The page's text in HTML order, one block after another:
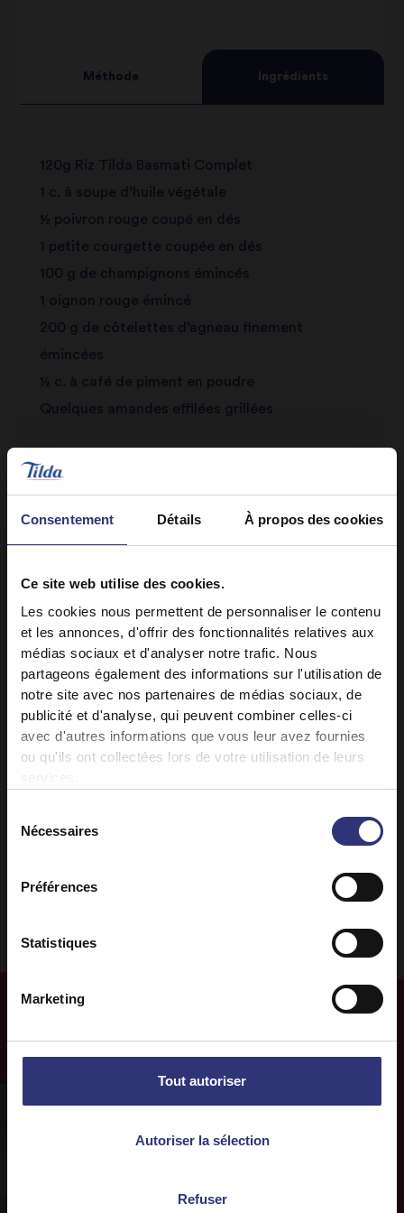
Consentement Détails À propos des cookies
Ce site web utilise des cookies.
Les cookies nous permettent de personnaliser le contenu
et les annonces, d'offrir des fonctionnalités relatives aux
médias sociaux et d'analyser notre trafic. Nous
partageons également des informations sur l'utilisation de
notre site avec nos partenaires de médias sociaux, de
publicité et d'analyse, qui peuvent combiner celles-ci
avec d'autres informations que vous leur avez fournies
ou qu'ils ont collectées lors de votre utilisation de leurs
Nécessaires
Préférences
Statistiques
Marketing
Tout autoriser
Autoriser la sélection
Refuser
review
Méthode Ingrédients
120g Riz Tilda Basmati Complet
1 c. à soupe d’huile végétale
½ poivron rouge coupé en dés
1 petite courgette coupée en dés
100 g de champignons émincés
1 oignon rouge émincé
200 g de côtelettes d’agneau finement
émincées
½ c. à café de piment en poudre
Quelques amandes effilées grillées
Découvrez des recettes similaires
Agneau Legumes
Piment Repas du midi
Plus derecettes